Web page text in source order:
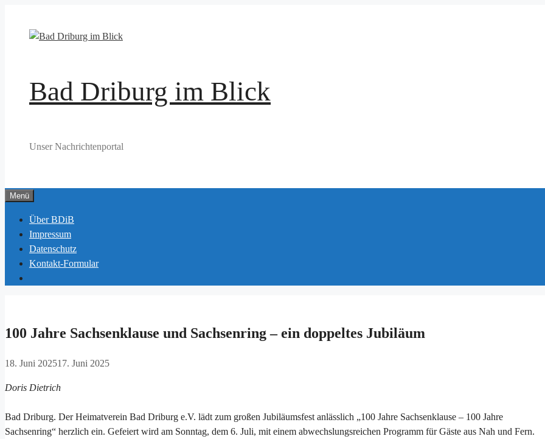
springen
Bad Driburg im Blick
Unser Nachrichtenportal
Menü
Über BDiB
Impressum
Datenschutz
Kontakt-Formular
100 Jahre Sachsenklause und Sachsenring – ein doppeltes Jubiläum
18. Juni 202517. Juni 2025
Doris Dietrich
Bad Driburg. Der Heimatverein Bad Driburg e.V. lädt zum großen Jubiläumsfest anlässlich „100 Jahre Sachsenklause – 100 Jahre
Sachsenring“ herzlich ein. Gefeiert wird am Sonntag, dem 6. Juli, mit einem abwechslungsreichen Programm für Gäste aus Nah und Fern.